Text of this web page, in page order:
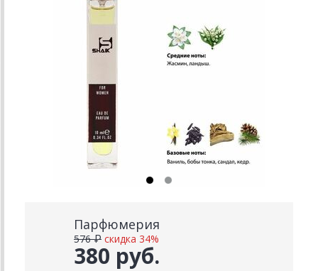
Парфюмерия
380 руб.
576 ₽ скидка 34%